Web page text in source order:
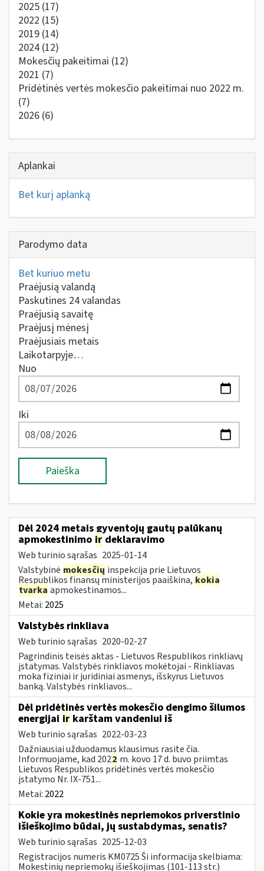
2025 (17)
2022 (15)
2019 (14)
2024 (12)
Mokesčių pakeitimai (12)
2021 (7)
Pridėtinės vertės mokesčio pakeitimai nuo 2022 m.
(7)
2026 (6)
Aplankai
Bet kurį aplanką
Parodymo data
Bet kuriuo metu
Praėjusią valandą
Paskutines 24 valandas
Praėjusią savaitę
Praėjusį mėnesį
Praėjusiais metais
Laikotarpyje…
Nuo
Iki
Paieška
Dėl 2024 metais gyventojų gautų palūkanų
apmokestinimo ir deklaravimo
Web turinio sąrašas 2025-01-14
Valstybinė mokesčių inspekcija prie Lietuvos
Respublikos finansų ministerijos paaiškina, kokia
tvarka apmokestinamos...
Metai: 2025
Valstybės rinkliava
Web turinio sąrašas 2020-02-27
Pagrindinis teisės aktas - Lietuvos Respublikos rinkliavų
įstatymas. Valstybės rinkliavos mokėtojai - Rinkliavas
moka fiziniai ir juridiniai asmenys, išskyrus Lietuvos
banką. Valstybės rinkliavos...
Dėl pridėtinės vertės mokesčio dengimo šilumos
energijai ir karštam vandeniui iš
Web turinio sąrašas 2022-03-23
Dažniausiai užduodamus klausimus rasite čia.
Informuojame, kad 2022 m. kovo 17 d. buvo priimtas
Lietuvos Respublikos pridėtinės vertės mokesčio
įstatymo Nr. IX-751...
Metai: 2022
Kokie yra mokestinės nepriemokos priverstinio
išieškojimo būdai, jų sustabdymas, senatis?
Web turinio sąrašas 2025-12-03
Registracijos numeris KM0725 Ši informacija skelbiama:
Mokestinių nepriemokų išieškojimas (101-113 str.)